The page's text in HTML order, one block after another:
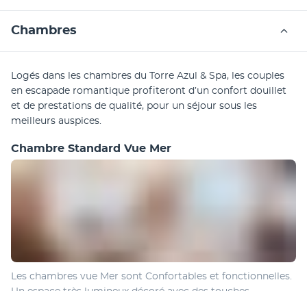
Chambres
Logés dans les chambres du Torre Azul & Spa, les couples
en escapade romantique profiteront d’un confort douillet
et de prestations de qualité, pour un séjour sous les
meilleurs auspices.
Chambre Standard Vue Mer
Les chambres vue Mer sont Confortables et fonctionnelles.